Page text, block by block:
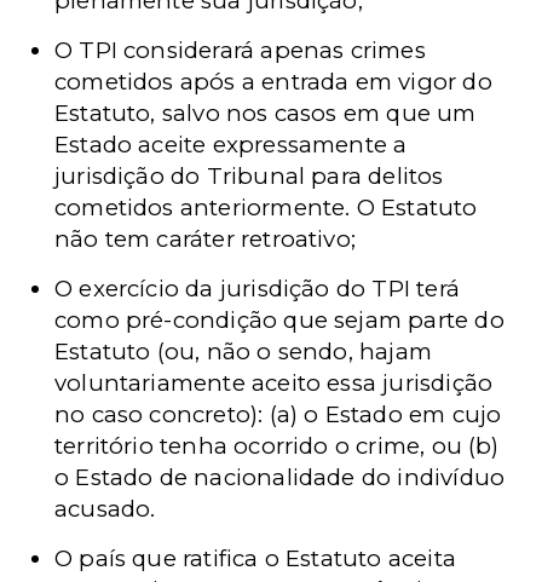
O TPI considerará apenas crimes
cometidos após a entrada em vigor do
Estatuto, salvo nos casos em que um
Estado aceite expressamente a
jurisdição do Tribunal para delitos
cometidos anteriormente. O Estatuto
não tem caráter retroativo;
O exercício da jurisdição do TPI terá
como pré-condição que sejam parte do
Estatuto (ou, não o sendo, hajam
voluntariamente aceito essa jurisdição
no caso concreto): (a) o Estado em cujo
território tenha ocorrido o crime, ou (b)
o Estado de nacionalidade do indivíduo
acusado.
O país que ratifica o Estatuto aceita